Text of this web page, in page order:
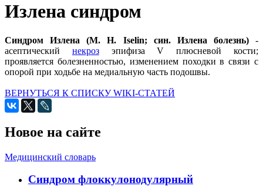
Излена синдром
Синдром Излена (М. Н. Iselin; син. Излена болезнь)-
асептический некрозэпифиза V плюсневой кости;
проявляется болезненностью, изменением походки в связи с
опорой при ходьбе на медиальную часть подошвы.
ВЕРНУТЬСЯ К СПИСКУ WIKI-СТАТЕЙ
Новое на сайте
Медицинский словарь
Cиндром флоккулонодулярный